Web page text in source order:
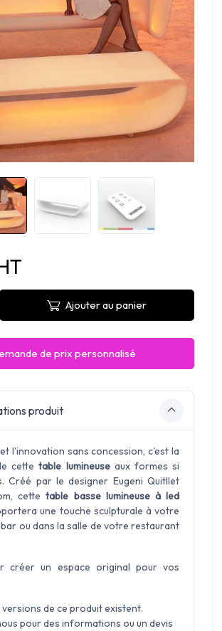
Ajouter au panier
de prix personnalisé
produit
l'innovation sans concession, c'est la
cettetable lumineuseaux formes si
Créé par le designer Eugeni Quitllet
cettetable basse lumineuse à led
une touche sculpturale à votre
ou dans la salle de votre restaurant
créer un espace original pour vos
versions de ce produit existent.
pour des informations ou un devis